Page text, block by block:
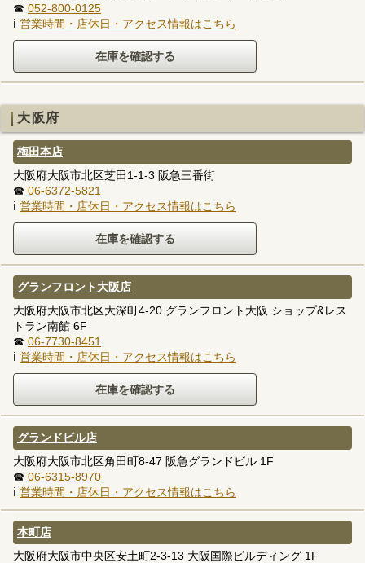
☎ 052-800-0125
ℹ 営業時間・店休日・アクセス情報はこちら
大阪府
梅田本店
大阪府大阪市北区芝田1-1-3 阪急三番街
☎ 06-6372-5821
ℹ 営業時間・店休日・アクセス情報はこちら
グランフロント大阪店
大阪府大阪市北区大深町4-20 グランフロント大阪 ショップ&レス
トラン南館 6F
☎ 06-7730-8451
ℹ 営業時間・店休日・アクセス情報はこちら
グランドビル店
大阪府大阪市北区角田町8-47 阪急グランドビル 1F
☎ 06-6315-8970
ℹ 営業時間・店休日・アクセス情報はこちら
本町店
大阪府大阪市中央区安土町2-3-13 大阪国際ビルディング 1F